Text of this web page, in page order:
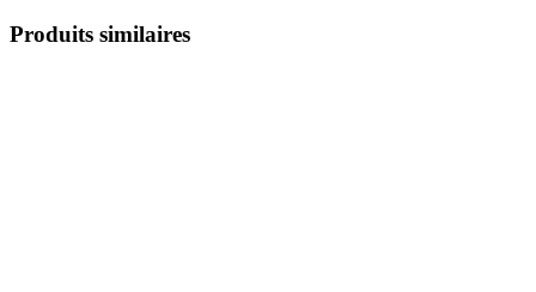
Produits similaires